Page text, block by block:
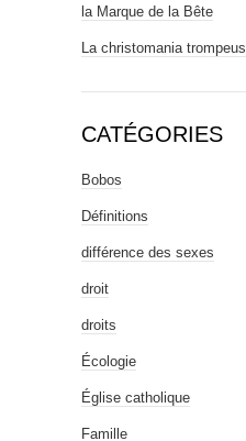
la Marque de la Bête
La christomania
CATÉGORIES
Bobos
Définitions
différence des sexes
droit
droits
Écologie
Église catholique
Famille